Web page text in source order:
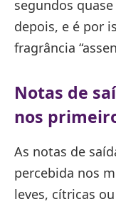
segundos
depois, e é por
fragrância
Notas de
nos
As notas de
percebida nos
leves, cítricas